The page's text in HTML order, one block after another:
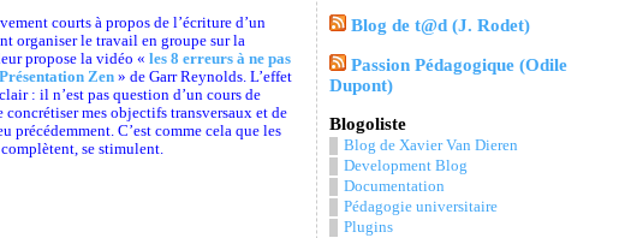
courts à propos de l’écriture d’un
organiser le travail en groupe sur la
propose la vidéo « les 8 erreurs à ne pas
Présentation Zen» de Garr Reynolds. L’effet
: il n’est pas question d’un cours de
concrétiser mes objectifs transversaux et de
C’est comme cela que les
se stimulent.
Blog de t@d (J. Rodet)
Passion Pédagogique (Odile
Dupont)
Blogoliste
Blog de Xavier Van Dieren
Development Blog
Documentation
Pédagogie universitaire
Plugins